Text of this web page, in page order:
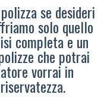
se desideri
solo quello
completa e un
che potrai
vorrai in